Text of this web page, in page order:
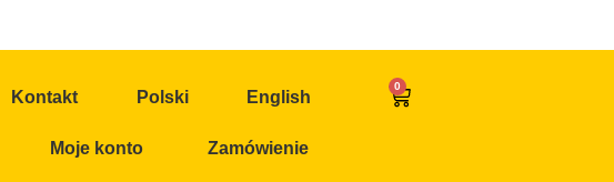
Kontakt Polski English
Moje konto Zamówienie
0